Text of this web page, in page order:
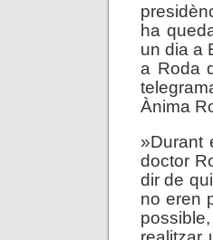
ha
un dia a
a Roda
Ànima
»Durant
doctor
dir de
no eren